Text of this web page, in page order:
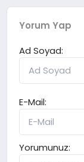
Yorum Yap
Ad Soyad:
E-Mail:
Yorumunuz: